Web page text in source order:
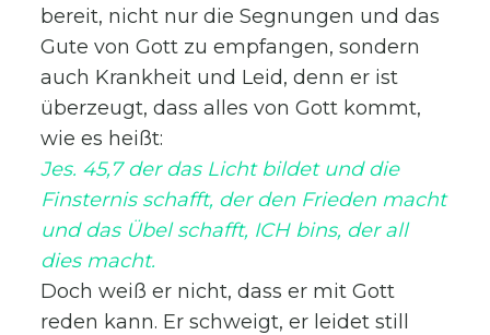
bereit, nicht nur die Segnungen und das
Gute von Gott zu empfangen, sondern
auch Krankheit und Leid, denn er ist
überzeugt, dass alles von Gott kommt,
wie es heißt:
Jes. 45,7 der das Licht bildet und die
Finsternis schafft, der den Frieden macht
und das Übel schafft, ICH bins, der all
dies macht.
Doch weiß er nicht, dass er mit Gott
reden kann. Er schweigt, er leidet still